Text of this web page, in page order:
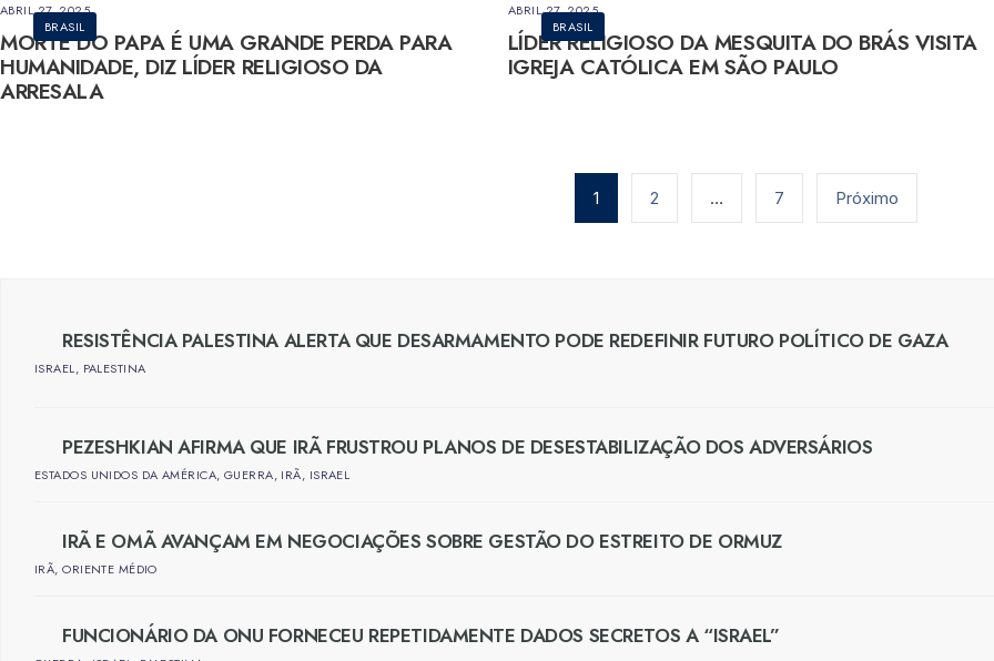
BRASIL
ABRIL 27, 2025
MORTE DO PAPA É UMA GRANDE PERDA PARA
HUMANIDADE, DIZ LÍDER RELIGIOSO DA
ARRESALA
BRASIL
ABRIL 27, 2025
LÍDER RELIGIOSO DA MESQUITA DO BRÁS VISITA
IGREJA CATÓLICA EM SÃO PAULO
1 2 … 7 Próximo
RESISTÊNCIA PALESTINA ALERTA QUE DESARMAMENTO PODE REDEFINIR FUTURO POLÍTICO DE GAZA
ISRAEL, PALESTINA
PEZESHKIAN AFIRMA QUE IRÃ FRUSTROU PLANOS DE DESESTABILIZAÇÃO DOS ADVERSÁRIOS
ESTADOS UNIDOS DA AMÉRICA, GUERRA, IRÃ, ISRAEL
IRÃ E OMÃ AVANÇAM EM NEGOCIAÇÕES SOBRE GESTÃO DO ESTREITO DE ORMUZ
IRÃ,ORIENTE MÉDIO
FUNCIONÁRIO DA ONU FORNECEU REPETIDAMENTE DADOS SECRETOS A “ISRAEL”